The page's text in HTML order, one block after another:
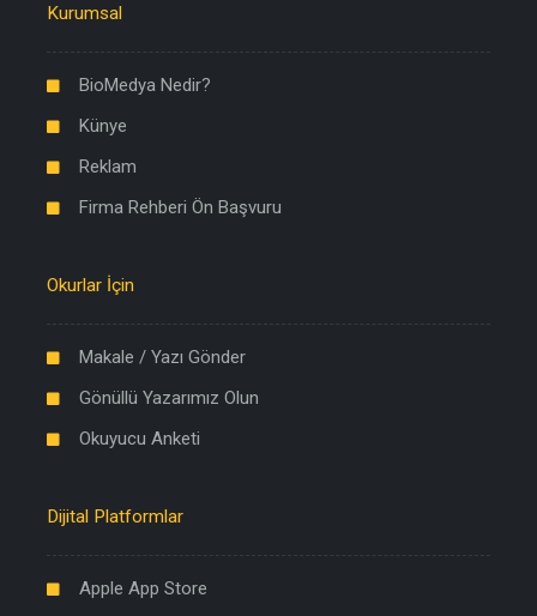
Kurumsal
BioMedya Nedir?
Künye
Reklam
Firma Rehberi Ön Başvuru
Okurlar İçin
Makale / Yazı Gönder
Gönüllü Yazarımız Olun
Okuyucu Anketi
Dijital Platformlar
Apple App Store